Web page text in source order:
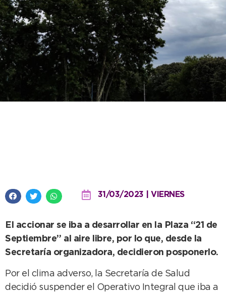
31/03/2023 | VIERNES
El accionar se iba a desarrollar en la Plaza “21 de
Septiembre” al aire libre, por lo que, desde la
Secretaría organizadora, decidieron posponerlo.
Por el clima adverso, la Secretaría de Salud
decidió suspender el Operativo Integral que iba a